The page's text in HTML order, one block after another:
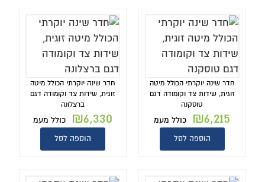
חדר שינה יוקרתי הכולל מיטה
זוגית, שידות צד וקומודה דגם
טוסקנה
₪6,215 כולל מעמ
הוספה לסל
חדר שינה יוקרתי הכולל מיטה
זוגית, שידות צד וקומודה דגם
ברצלונה
₪6,330 כולל מעמ
הוספה לסל